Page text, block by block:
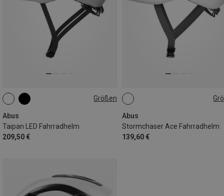
Größen
Abus
Taipan LED Fahrradhelm
209,50 €
54-58CM
Abus
Stormchaser Ace Fahrradhelm
139,60 €
57-61CM